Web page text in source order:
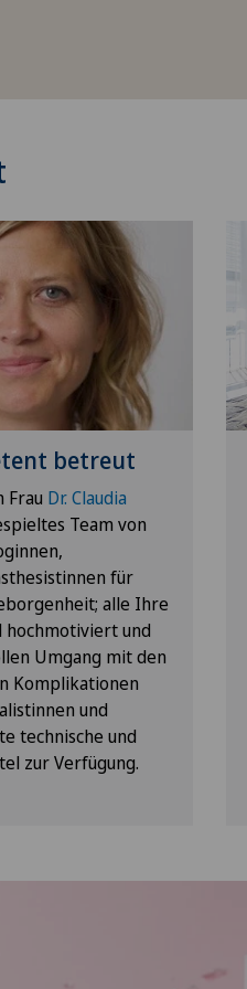
betreut
Frau Dr. Claudia
Team von
für
alle Ihre
und
Umgang mit den
Komplikationen
und
technische und
zur Verfügung.